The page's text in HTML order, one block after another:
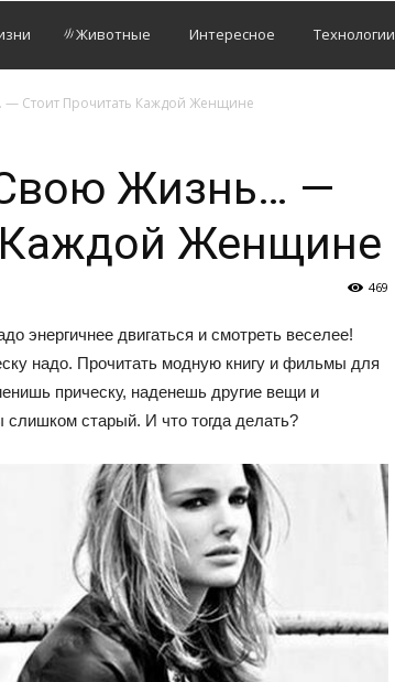
Животные Интересное Технологии
Стоит Прочитать Каждой Женщине
Жизнь… —
Каждой Женщине
469
энергичнее двигаться и смотреть веселее!
надо. Прочитать модную книгу и фильмы для
прическу, наденешь другие вещи и
слишком старый. И что тогда делать?